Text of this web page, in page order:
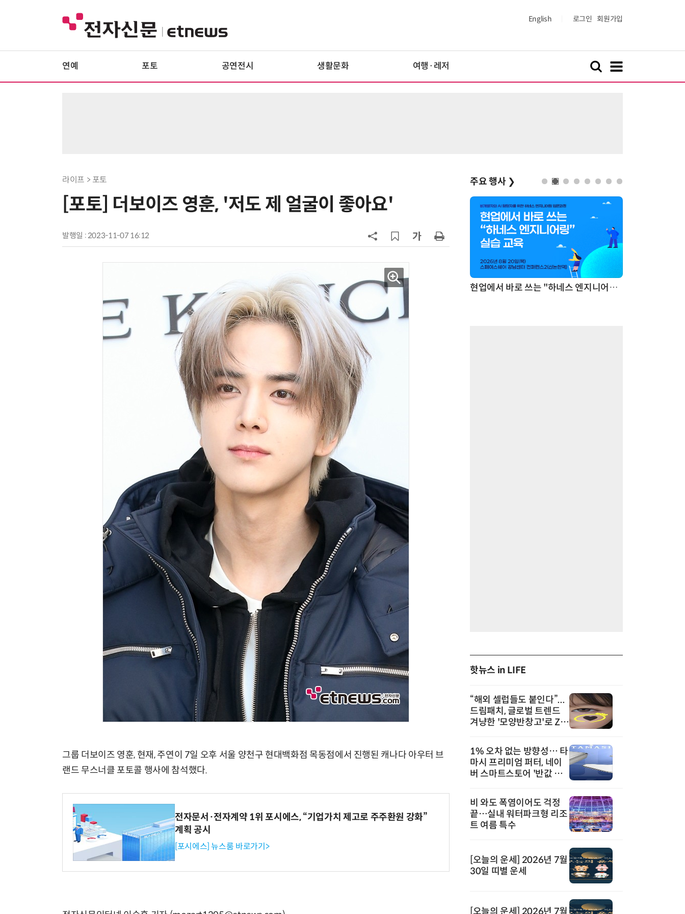
English 로그인 회원가입
연예 포토 공연전시 생활문화 여행·레저
라이프 > 포토
[포토] 더보이즈 영훈, '저도 제 얼굴이 좋아요'
발행일 : 2023-11-07 16:12
그룹 더보이즈 영훈, 현재, 주연이 7일 오후 서울 양천구 현대백화점 목동점에서 진행된 캐나다 아우터 브
랜드 무스너클 포토콜 행사에 참석했다.
전자문서·전자계약 1위 포시에스, “기업가치 제고로 주주환원 강화”
계획 공시
[포시에스] 뉴스룸 바로가기>
주요 행사 ❯
양자컴퓨팅 비즈니스·기술 입문 1-Day 워크샵 - 큐비트·양자 알고리듬·Qiskit 실습으로 이해하는 차세대 현업에서 바로 쓰는 "하네스 엔지니어링" 실습 교육
핫뉴스 in LIFE
“해외 셀럽들도 붙인다”...
드림패치, 글로벌 트렌드
겨냥한 '모양반창고'로 Z세
1% 오차 없는 방향성… 타
마시 프리미엄 퍼터, 네이
버 스마트스토어 '반값 할
비 와도 폭염이어도 걱정
끝…실내 워터파크형 리조
트 여름 특수
[오늘의 운세] 2026년 7월
30일 띠별 운세
[오늘의 운세] 2026년 7월